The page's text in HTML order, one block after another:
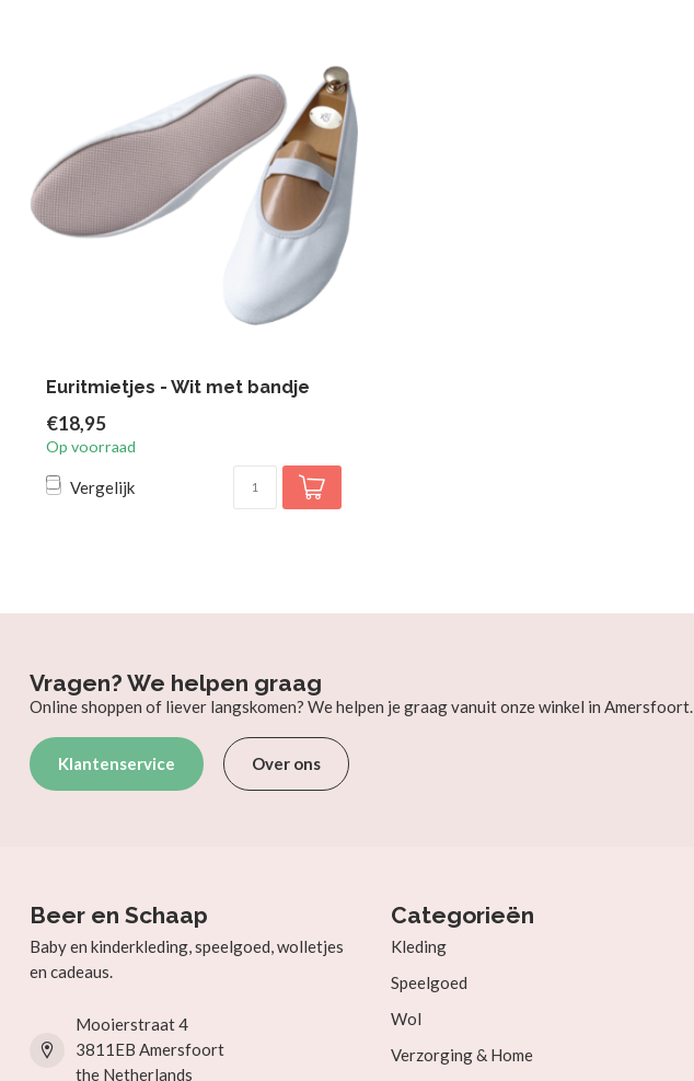
Euritmietjes - Wit met bandje
€18,95
Op voorraad
Vergelijk
Vragen? We helpen graag
Online shoppen of liever langskomen? We helpen je graag vanuit onze winkel in Amersfoort.
Klantenservice Over ons
Beer en Schaap
Baby en kinderkleding, speelgoed, wolletjes
en cadeaus.
Mooierstraat 4
3811EB Amersfoort
the Netherlands
Categorieën
Kleding
Speelgoed
Wol
Verzorging & Home